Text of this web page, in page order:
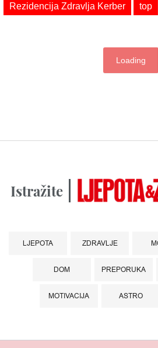
Rezidencija Zdravlja Kerber
top
Loading
Istražite
LJEPOTA ZDRAVLJE
DOM PREPORUKA
MOTIVACIJA ASTRO